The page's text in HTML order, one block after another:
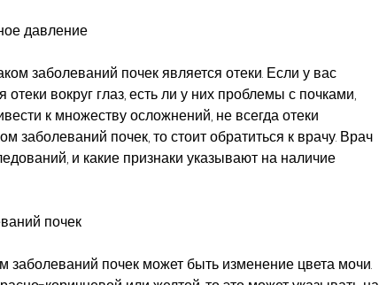
давление
заболеваний почек является отеки. Если у вас
отеки вокруг глаз, есть ли у них проблемы с почками,
к множеству осложнений, не всегда отеки
заболеваний почек, то стоит обратиться к врачу. Врач
и какие признаки указывают на наличие
почек
заболеваний почек может быть изменение цвета мочи.